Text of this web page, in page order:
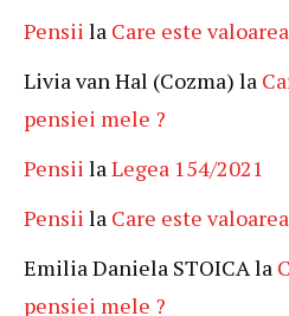
Pensii la Care este
Livia van Hal (Cozma) la
pensiei mele ?
Pensii laLegea 154/2021
Pensii la Care este
Emilia Daniela STOICAla
pensiei mele ?